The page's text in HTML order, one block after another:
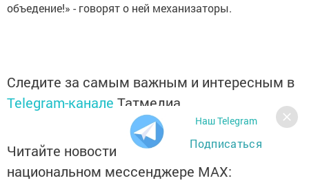
объедение!» - говорят о ней механизаторы.
Следите за самым важным и интересным в
Telegram-канале Татмедиа
Читайте новости Татарстана в
национальном мессенджере MАХ:
Наш Telegram
Подписаться